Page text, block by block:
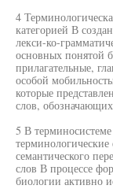
4
категорией В
лекси-ко-
основных понятой
прилагательные,
особой
которые
слов,
5 В
семантического
слов В процессе
биологии активно